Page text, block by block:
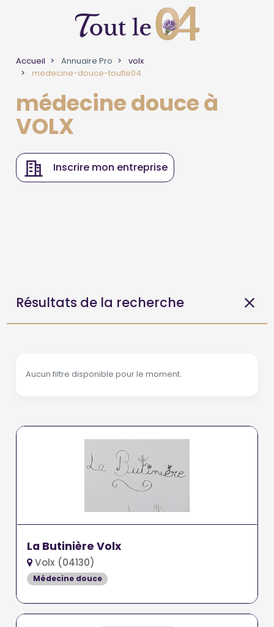
Accueil Annuaire Pro
volx
medecine-douce-toutle04
médecine douce à
VOLX
Inscrire mon entreprise
Résultats de la recherche
Aucun filtre disponible pour le moment.
La Butinière Volx
Volx (04130)
Médecine douce